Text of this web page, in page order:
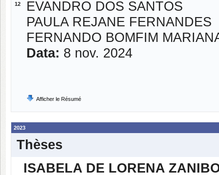
12
EVANDRO DOS SANTOS
PAULA REJANE FERNANDES
FERNANDO BOMFIM
Data: 8 nov. 2024
Afficher le Résumé
2023
Thèses
ISABELA DE LORENA